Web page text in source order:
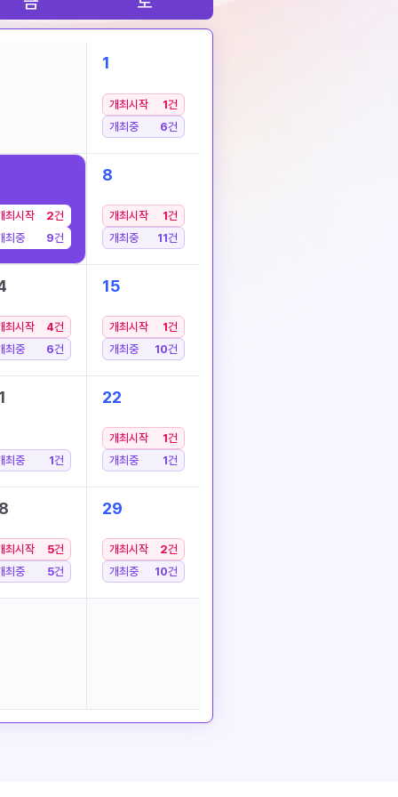
1
개최시작 1건
개최중
6건
최시작 2건
최중
9건
8
개최시작 1건
개최중
11건
최시작 4건
최중
6건
15
개최시작 1건
개최중
10건
최중 1건
22
개최시작 1건
개최중
1건
최시작 5건
최중
5건
29
개최시작 2건
개최중
10건